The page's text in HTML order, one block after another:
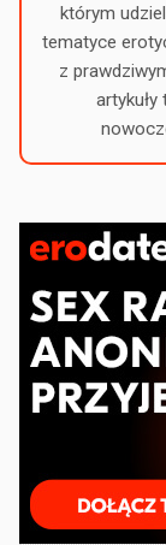
którym
tematyce
z